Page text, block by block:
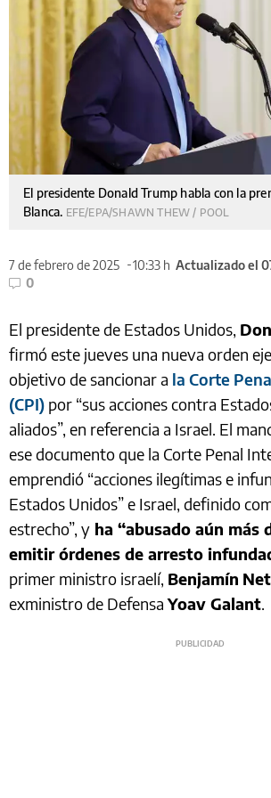
El presidente Donald Trump habla con la
Blanca. EFE/EPA/SHAWN THEW / POOL
7 de febrero de 2025 10:33 h Actualizado el
0
El presidente de Estados Unidos,
firmó este jueves una nueva orden
objetivo de sancionar a la Corte
(CPI) por “sus acciones contra
aliados”, en referencia a Israel. El
ese documento que la Corte Penal
emprendió “acciones ilegítimas e
Estados Unidos” e Israel, definido
estrecho”, y ha “abusado aún más
emitir órdenes de arresto
primer ministro israelí, Benjamín
exministro de DefensaYoav Galant.